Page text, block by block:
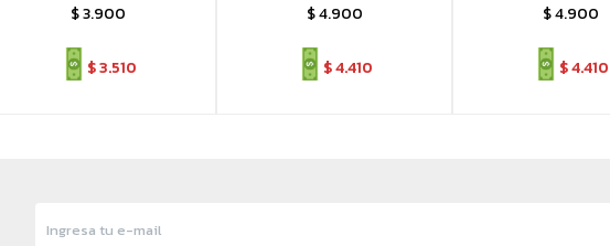
$3.900
$3.510
$4.900
$4.410
$4.900
$4.410